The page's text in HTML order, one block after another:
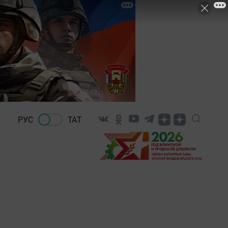
РУС ТАТ